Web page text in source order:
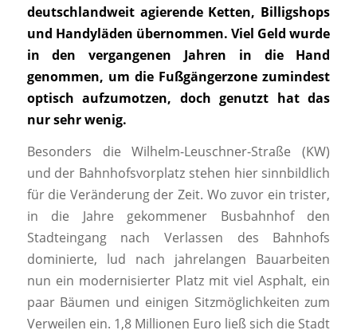
deutschlandweit agierende Ketten, Billigshops
und Handyläden übernommen. Viel Geld wurde
in den vergangenen Jahren in die Hand
genommen, um die Fußgängerzone zumindest
optisch aufzumotzen, doch genutzt hat das
nur sehr wenig.
Besonders die Wilhelm-Leuschner-Straße (KW)
und der Bahnhofsvorplatz stehen hier sinnbildlich
für die Veränderung der Zeit. Wo zuvor ein trister,
in die Jahre gekommener Busbahnhof den
Stadteingang nach Verlassen des Bahnhofs
dominierte, lud nach jahrelangen Bauarbeiten
nun ein modernisierter Platz mit viel Asphalt, ein
paar Bäumen und einigen Sitzmöglichkeiten zum
Verweilen ein. 1,8 Millionen Euro ließ sich die Stadt